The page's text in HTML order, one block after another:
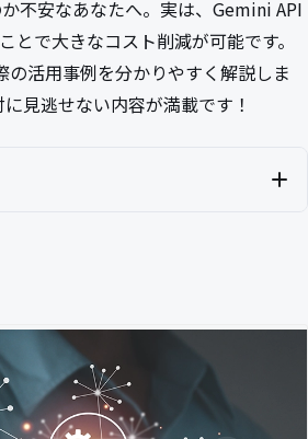
不安なあなたへ。実は、Gemini API
で大きなコスト削減が可能です。
活用事例を分かりやすく解説しま
見逃せない内容が満載です！